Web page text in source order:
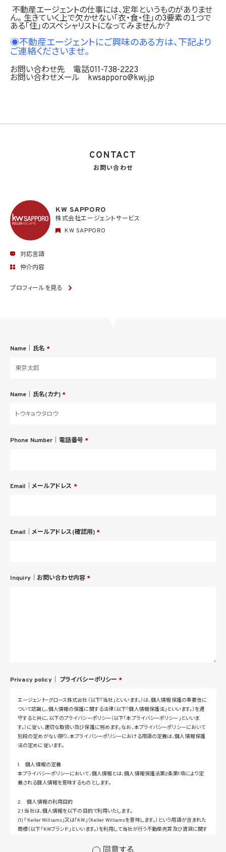
不動産エージェントの仕事には、定年というものがありませ
ん。 生きていく上で欠かせない「衣・食・住」の3要素の１つで
ある「住」のスペシャリストになってみませんか？
◉不動産エージェントにご興味のある方は、下記より
ご連絡くださいませ。
お問い合わせ先 電話011-738-2223
お問い合わせメール kwsapporo@kwj.jp
CONTACT
お問い合わせ
KW SAPPORO
株式会社エージェントサービス
KW SAPPORO
対応言語
仲介内容
プロフィールを見る
Name｜氏名 *
Name｜氏名(カナ) *
Phone Number｜電話番号 *
Email｜メールアドレス *
Email｜メールアドレス(確認用) *
Inquiry｜お問い合わせ内容 *
Privacy policy｜ プライバシーポリシー *
エージェント・グロース株式会社（以下「当社」といいます。）は、個人情報保護の重要性に
ついて認識し、個人情報の保護に関する法律（以下「個人情報保護法」といいます。）を遵
守すると共に、以下のプライバシーポリシー（以下「本プライバシーポリシー」といいま
す。）に従い、適切な取扱い及び保護に努めます。なお、本プライバシーポリシーにおいて
別段の定めがない限り、本プライバシーポリシーにおける用語の定義は、個人情報保護
法の定めに従います。
1. 個人情報の定義
本プライバシーポリシーにおいて、個人情報とは、個人情報保護法第2条第1項により定
義される個人情報を意味するものとします。
2. 個人情報の利用目的
2.1 当社は、個人情報を以下の目的で利用いたします。
(1) 「Keller Williams」又は「KW」（Keller Williamsを意味します。）という用語が含まれた
商標（以下「KWブランド」といいます。）を利用して当社が行う不動産売買及び賃貸に関す